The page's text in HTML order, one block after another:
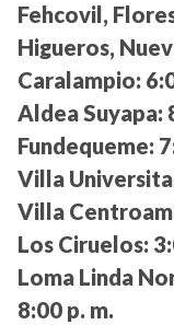
Fehcovil,
Higueros,
Caralampio:
Aldea Suyapa:
Fundequeme:
Villa
Villa
Los Ciruelos:
Loma Linda
8:00 p. m.